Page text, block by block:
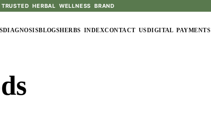
HERBAL WELLNESS BRAND
DIAGNOSISBLOGSHERBS INDEXCONTACT USDIGITAL PAYMENTS